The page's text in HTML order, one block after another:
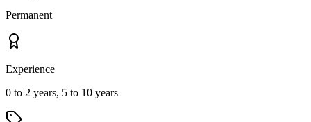
Permanent
Experience
0 to 2 years, 5 to 10 years